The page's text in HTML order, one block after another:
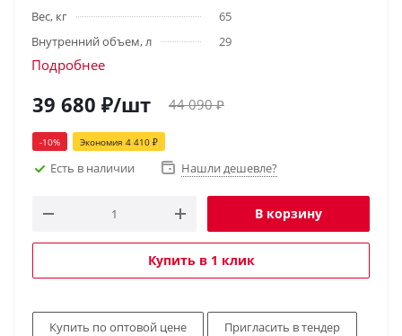
Вес, кг
65
Внутренний объем, л
29
Подробнее
39 680 ₽/шт 44 090₽
-10% Экономия 4 410 ₽
Есть в наличии Нашли дешевле?
В корзину
Купить в 1 клик
Купить по оптовой цене Пригласить в тендер